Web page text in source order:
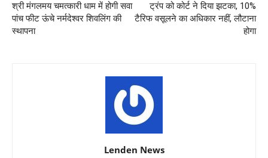
श्री मंगलमय चमत्कारी धाम में होगी सवा
पांच फीट ऊंचे नर्मदेश्वर शिवलिंग की
स्थापना
ट्रंप को कोर्ट ने दिया झटका, 10%
टैरिफ वसूलने का अधिकार नहीं, लौटाना
होगा
Lenden News